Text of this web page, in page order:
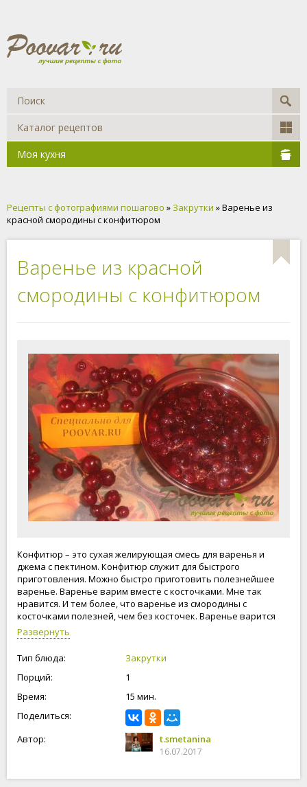
Каталог рецептов
Моя кухня
Рецепты с фотографиями пошагово » Закрутки » Варенье из
красной смородины с конфитюром
Варенье из красной
смородины с конфитюром
Конфитюр – это сухая желирующая смесь для варенья и
джема с пектином. Конфитюр служит для быстрого
приготовления. Можно быстро приготовить полезнейшее
варенье. Варенье варим вместе с косточками. Мне так
нравится. И тем более, что варенье из смородины с
косточками полезней, чем без косточек. Варенье варится
очень быстро, значит, сохранятся все полезные вещества.
Приступим к приготовлению варенья из красной смородины!
Развернуть
Тип блюда:
Закрутки
Порций:
1
Время:
15 мин.
Поделиться:
Автор:
t.smetanina
16.07.2017